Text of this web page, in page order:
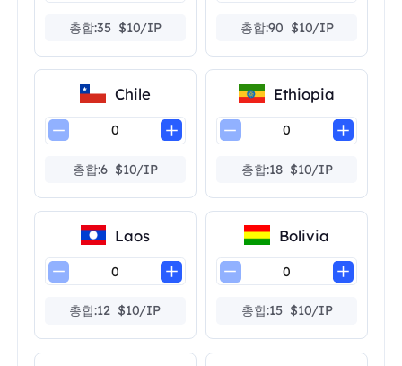
총합:35 $10/IP 총합:90 $10/IP
Chile
총합:6 $10/IP
Ethiopia
총합:18 $10/IP
Laos
총합:12 $10/IP
Bolivia
총합:15 $10/IP